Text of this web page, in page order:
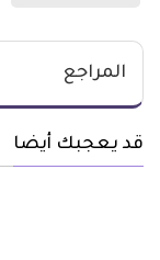
المراجع
قد يعجبك أيضا